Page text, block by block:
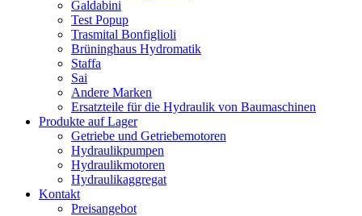
Galdabini
Test Popup
Trasmital Bonfiglioli
Brüninghaus Hydromatik
Staffa
Sai
Andere Marken
Ersatzteile für die Hydraulik von Baumaschinen
Produkte auf Lager
Getriebe und Getriebemotoren
Hydraulikpumpen
Hydraulikmotoren
Hydraulikaggregat
Kontakt
Preisangebot